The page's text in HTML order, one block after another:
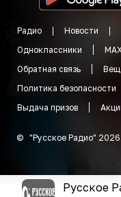
Радио Новости
Одноклассники
Обратная связь
Политика безопасности
Выдача призов
© "Русское Радио" 2026
Русское